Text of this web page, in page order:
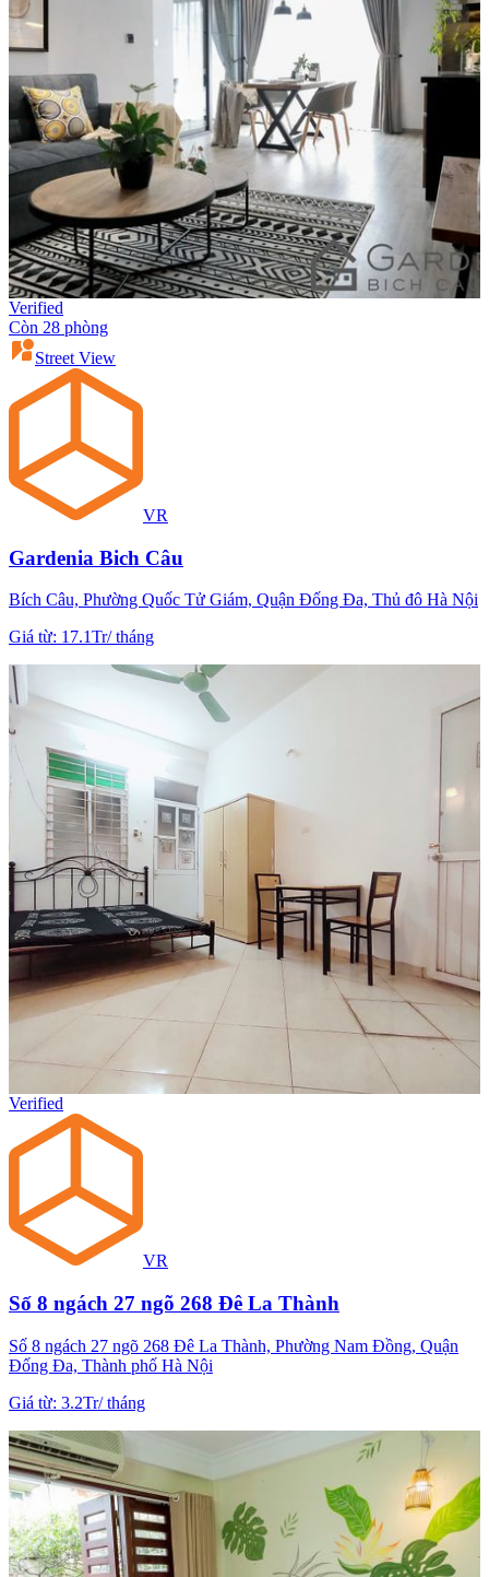
Verified
Còn 28 phòng
Street View
VR
Gardenia Bich Câu
Bích Câu, Phường Quốc Tử Giám, Quận Đống Đa, Thủ đô Hà Nội
Giá từ: 17.1Tr/tháng
Verified
VR
Số 8 ngách 27 ngõ 268 Đê La Thành
Số 8 ngách 27 ngõ 268 Đê La Thành, Phường Nam Đồng, Quận
Đống Đa, Thành phố Hà Nội
Giá từ: 3.2Tr/tháng